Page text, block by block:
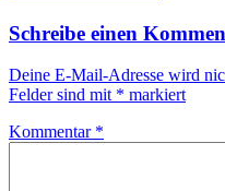
Schreibe einen
Deine E-Mail-Adresse wird
Felder sind mit * markiert
Kommentar *